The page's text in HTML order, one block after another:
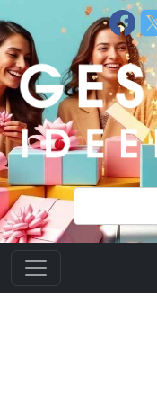
Suchen
nach: